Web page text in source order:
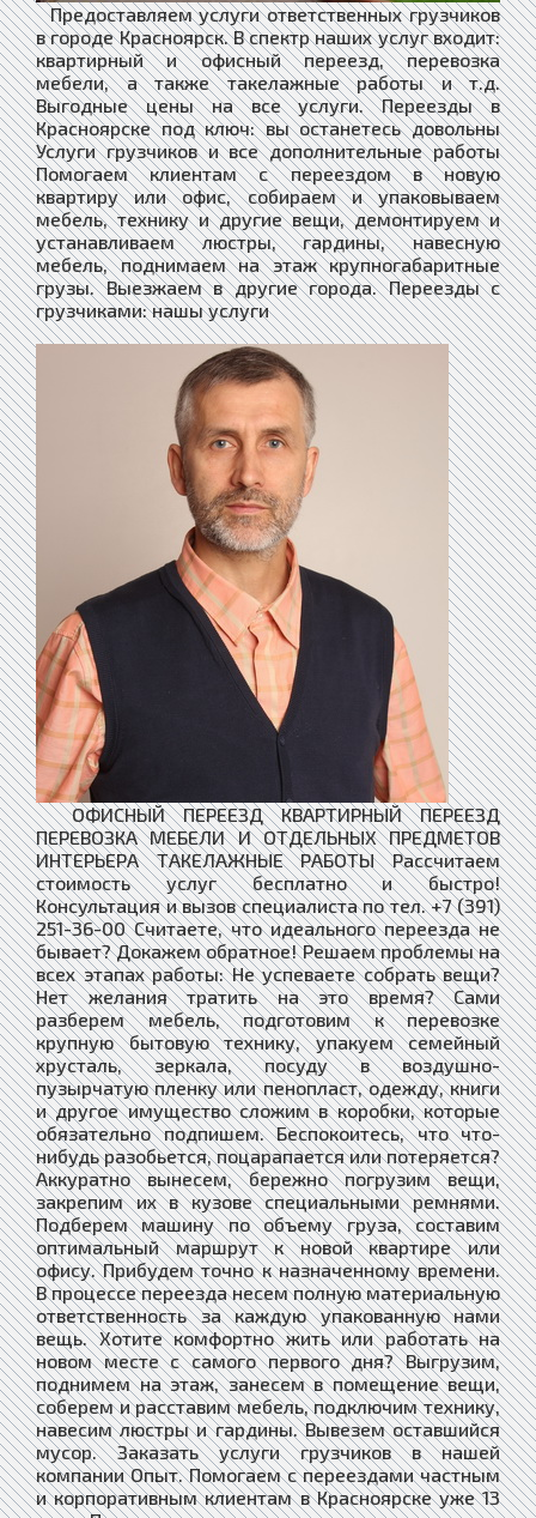
Предоставляем услуги ответственных грузчиков
в городе Красноярск. В спектр наших услуг входит:
квартирный и офисный переезд, перевозка
мебели, а также такелажные работы и т.д.
Выгодные цены на все услуги. Переезды в
Красноярске под ключ: вы останетесь довольны
Услуги грузчиков и все дополнительные работы
Помогаем клиентам с переездом в новую
квартиру или офис, собираем и упаковываем
мебель, технику и другие вещи, демонтируем и
устанавливаем люстры, гардины, навесную
мебель, поднимаем на этаж крупногабаритные
грузы. Выезжаем в другие города. Переезды с
грузчиками: нашы услуги
ОФИСНЫЙ ПЕРЕЕЗД КВАРТИРНЫЙ ПЕРЕЕЗД
ПЕРЕВОЗКА МЕБЕЛИ И ОТДЕЛЬНЫХ ПРЕДМЕТОВ
ИНТЕРЬЕРА ТАКЕЛАЖНЫЕ РАБОТЫ Рассчитаем
стоимость услуг бесплатно и быстро!
Консультация и вызов специалиста по тел. +7 (391)
251-36-00 Считаете, что идеального переезда не
бывает? Докажем обратное! Решаем проблемы на
всех этапах работы: Не успеваете собрать вещи?
Нет желания тратить на это время? Сами
разберем мебель, подготовим к перевозке
крупную бытовую технику, упакуем семейный
хрусталь, зеркала, посуду в воздушно-
пузырчатую пленку или пенопласт, одежду, книги
и другое имущество сложим в коробки, которые
обязательно подпишем. Беспокоитесь, что что-
нибудь разобьется, поцарапается или потеряется?
Аккуратно вынесем, бережно погрузим вещи,
закрепим их в кузове специальными ремнями.
Подберем машину по объему груза, составим
оптимальный маршрут к новой квартире или
офису. Прибудем точно к назначенному времени.
В процессе переезда несем полную материальную
ответственность за каждую упакованную нами
вещь. Хотите комфортно жить или работать на
новом месте с самого первого дня? Выгрузим,
поднимем на этаж, занесем в помещение вещи,
соберем и расставим мебель, подключим технику,
навесим люстры и гардины. Вывезем оставшийся
мусор. Заказать услуги грузчиков в нашей
компании Опыт. Помогаем с переездами частным
и корпоративным клиентам в Красноярске уже 13